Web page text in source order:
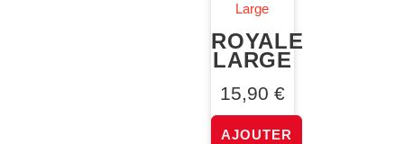
ROYALE
LARGE
15,90 €
AJOUTER